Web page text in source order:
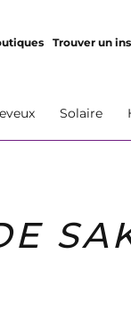
Trouver un
Solaire